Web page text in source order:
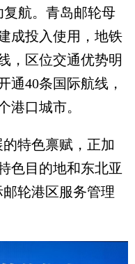
航。青岛邮轮母
成投入使用，地铁
，区位交通优势明
通40条国际航线，
港口城市。
特色禀赋，正加
色目的地和东北亚
轮港区服务管理